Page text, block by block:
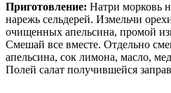
Приготовление: Натри морковь
нарежь сельдерей. Измельчи
очищенных апельсина, промой
Смешай все вместе. Отдельно
апельсина, сок лимона, масло,
Полей салат получившейся